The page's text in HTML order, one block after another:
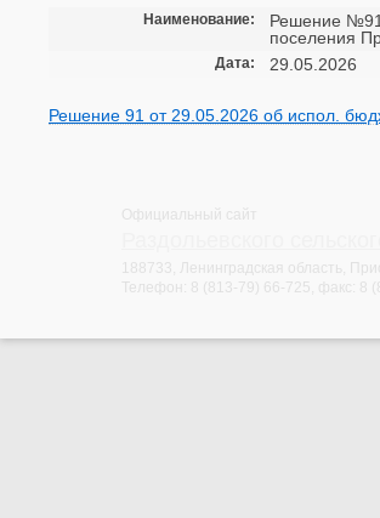
Наименование:
Решение №91
поселения
Дата: 29.05.2026
Решение 91 от 29.05.2026 об испол.
Официальный сайт
188733, Ленинградская область,
Телефон:
8 (813-79) 66-725 , факс: 8